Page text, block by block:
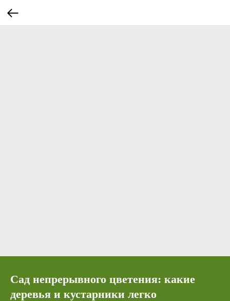
Сад непрерывного цветения: какие
деревья и кустарники легко